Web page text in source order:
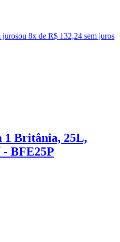
jurosou 8x de R$ 132,24 sem juros
1 Britânia, 25L,
- BFE25P